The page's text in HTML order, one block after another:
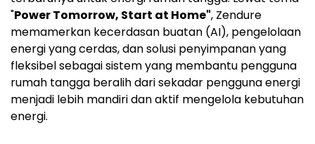
"Power Tomorrow, Start at Home", Zendure
memamerkan kecerdasan buatan (AI), pengelolaan
energi yang cerdas, dan solusi penyimpanan yang
fleksibel sebagai sistem yang membantu pengguna
rumah tangga beralih dari sekadar pengguna energi
menjadi lebih mandiri dan aktif mengelola kebutuhan
energi.